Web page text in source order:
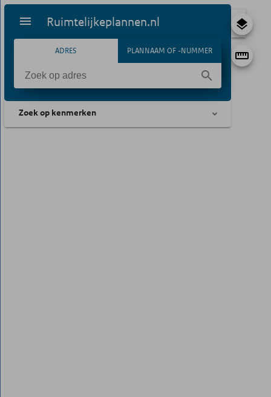
Ruimtelijkeplannen.nl
ADRES PLANNAAM OF -NUMMER
Zoek op kenmerken